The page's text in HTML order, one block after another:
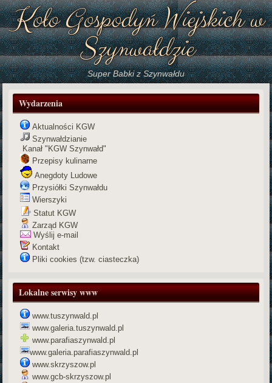
Koło Gospodyń Wiejskich w
Szynwałdzie
Super Babki z Szynwałdu
Wydarzenia
Aktualności KGW
Szynwałdzianie
Kanał "KGW Szynwałd"
Przepisy kulinarne
Anegdoty Ludowe
Przysiółki Szynwałdu
Wierszyki
Statut KGW
Zarząd KGW
Wyślij e-mail
Kontakt
Pliki cookies (tzw. ciasteczka)
Lokalne serwisy www
www.tuszynwald.pl
www.galeria.tuszynwald.pl
www.parafiaszynwald.pl
www.galeria.parafiaszynwald.pl
www.skrzyszow.pl
www.gcb-skrzyszow.pl